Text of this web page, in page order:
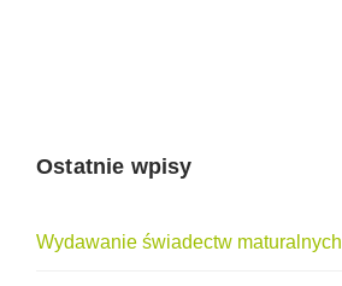
Ostatnie wpisy
Wydawanie świadectw maturalnych